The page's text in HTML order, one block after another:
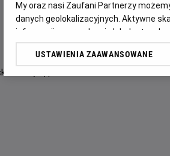
My oraz nasi Zaufani Partnerzy
danych geolokalizacyjnych. Aktywne
informacji na urządzeniu lub dostęp do
odbiorców i ulepszanie usług.
USTAWIENIA ZAAWANSOWANE